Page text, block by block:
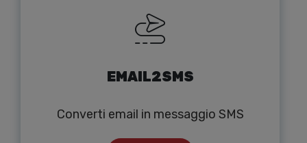
EMAIL2SMS
Converti email in messaggio SMS